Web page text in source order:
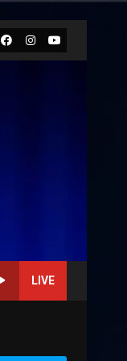
Facebook
Instagram
Youtube
LIVE